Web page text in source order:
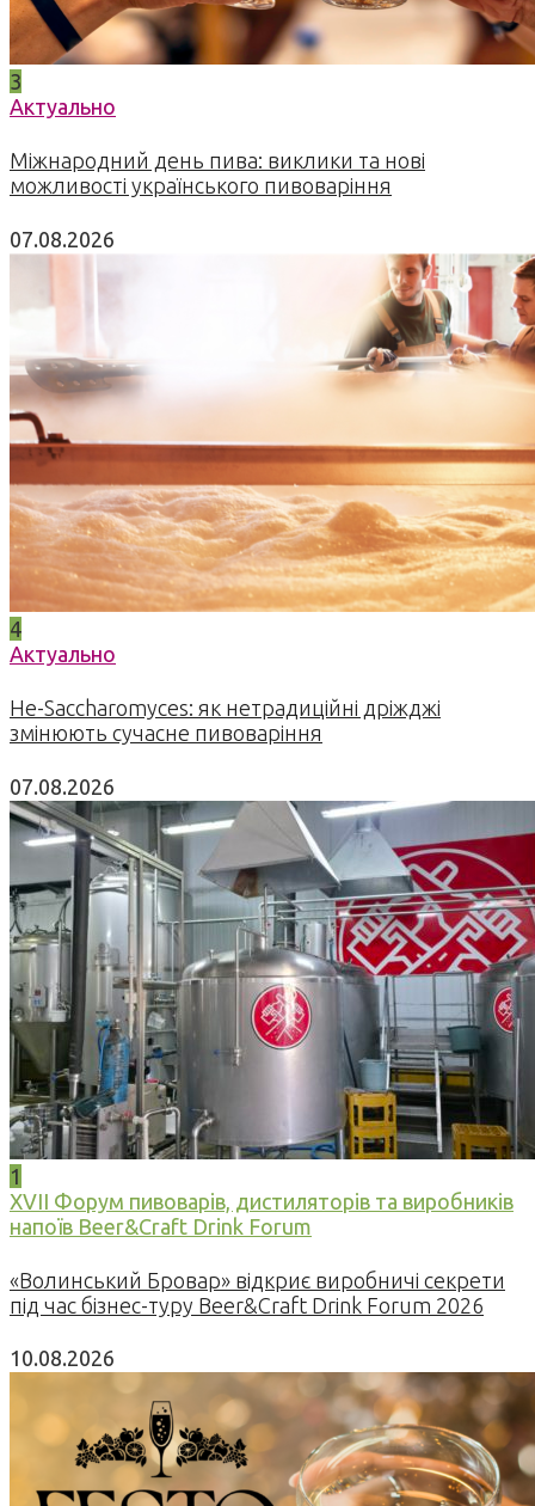
3
Актуально
Міжнародний день пива: виклики та нові
можливості українського пивоваріння
07.08.2026
4
Актуально
Не-Saccharomyces: як нетрадиційні дріжджі
змінюють сучасне пивоваріння
07.08.2026
1
XVII Форум пивоварів, дистиляторів та виробників
напоїв Beer&Craft Drink Forum
«Волинський Бровар» відкриє виробничі секрети
під час бізнес-туру Beer&Craft Drink Forum 2026
10.08.2026